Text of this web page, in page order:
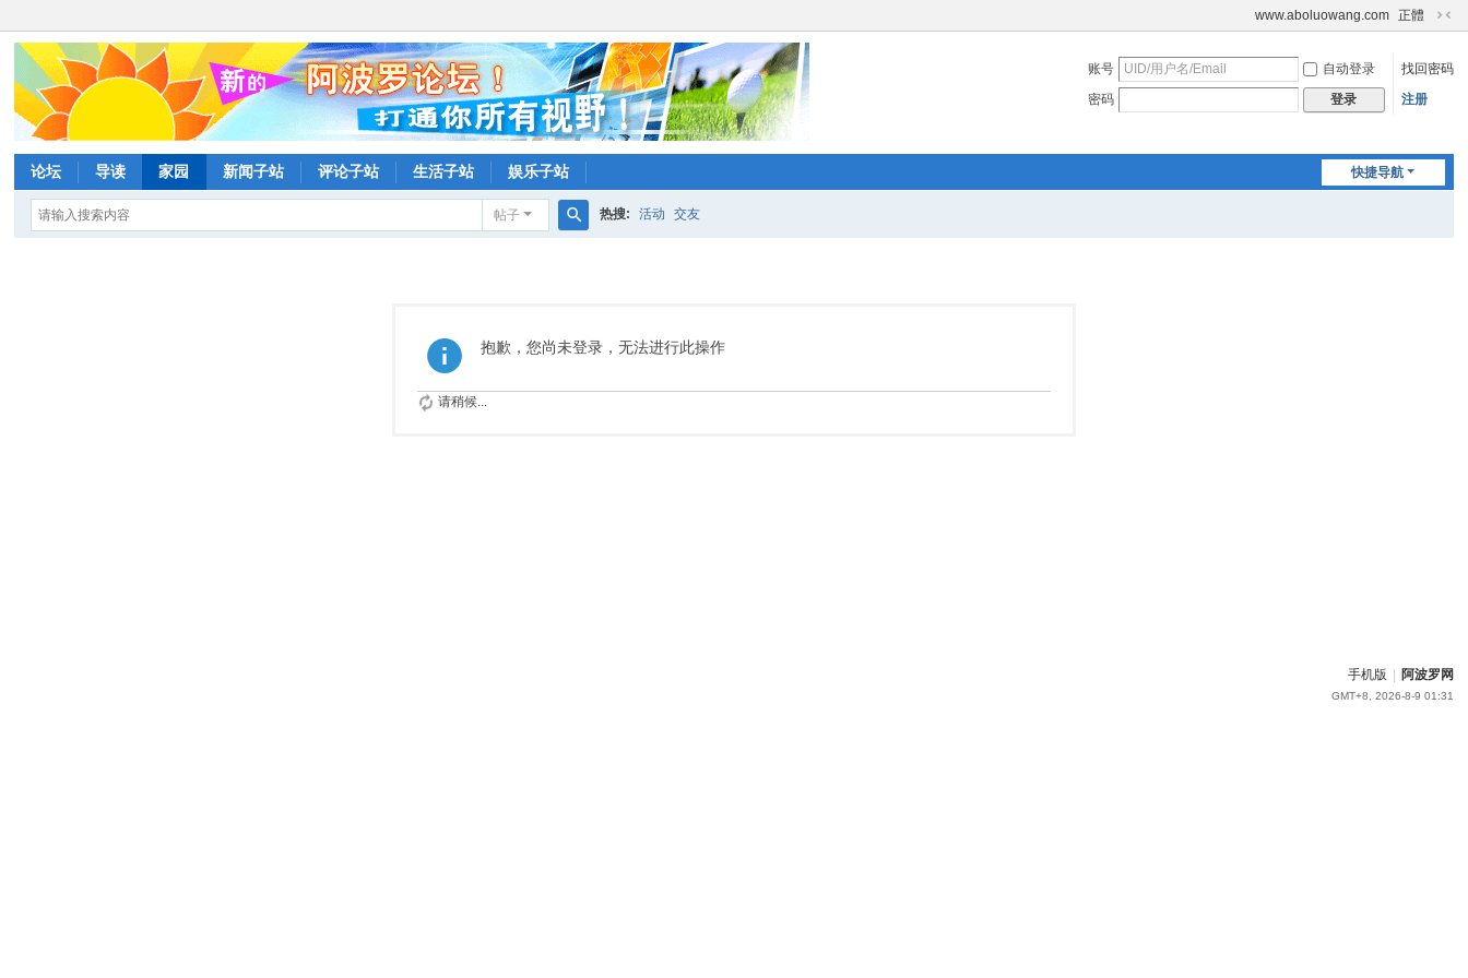
www.aboluowang.com 正體
切
到
账号 自动登录
找回密码
密码
登录 注册
快捷导航
论坛 导读 家园 新闻子站 评论子站 生活子站 娱乐子站
帖子 热搜: 活动 交友
抱歉，您尚未登录，无法进行此操作
请稍候...
手机版 阿波罗网
GMT+8, 2026-8-9 01:31